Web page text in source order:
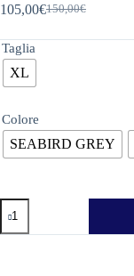
150,00€
Il
105,00€Il
Taglia
XL
Colore
SEABIRD GREY
M'S
RETRO
PILE